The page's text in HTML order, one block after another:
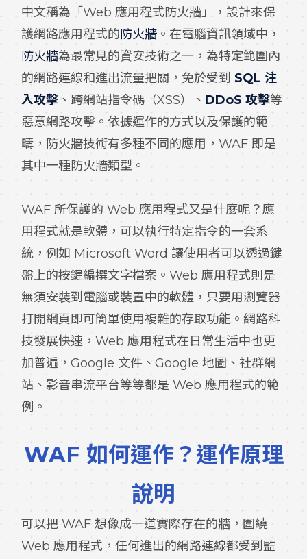
中文稱為「Web 應用程式防火牆」，設計來保
護網路應用程式的防火牆 。在電腦資訊領域中，
防火牆為最常見的資安技術之一，為特定範圍內
的網路連線和進出流量把關，免於受到 SQL 注
入攻擊 、跨網站指令碼（XSS）、 DDoS 攻擊等
惡意網路攻擊。依據運作的方式以及保護的範
疇，防火牆技術有多種不同的應用，WAF 即是
其中一種防火牆類型。
WAF 所保護的 Web 應用程式又是什麼呢？應
用程式就是軟體，可以執行特定指令的一套系
統，例如 MicrosoftWord 讓使用者可以透過鍵
盤上的按鍵編撰文字檔案。Web 應用程式則是
無須安裝到電腦或裝置中的軟體，只要用瀏覽器
打開網頁即可簡單使用複雜的存取功能。網路科
技發展快速，Web 應用程式在日常生活中也更
加普遍，Google 文件、Google 地圖、社群網
站、影音串流平台等等都是 Web 應用程式的範
例。
WAF 如何運作？運作原理
說明
可以把 WAF 想像成一道實際存在的牆，圍繞
Web 應用程式，任何進出的網路連線都受到監